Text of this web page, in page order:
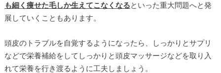
も細く痩せた毛しか生えてこなくなるといった重大問題へと発
展していくこともあります。
頭皮のトラブルを自覚するようになったら、しっかりとサプリ
などで栄養補給をしてしっかりと頭皮マッサージなどを取り入
れて栄養を行き渡るように工夫しましょう。